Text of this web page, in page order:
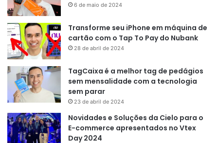
6 de maio de 2024
Transforme seu iPhone em máquina de
cartão com o Tap To Pay do Nubank
28 de abril de 2024
TagCaixa é a melhor tag de pedágios
sem mensalidade com a tecnologia
sem parar
23 de abril de 2024
Novidades e Soluções da Cielo para o
E-commerce apresentados no Vtex
Day 2024